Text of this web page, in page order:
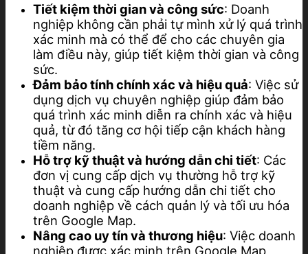
Tiết kiệm thời gian và công sức: Doanh
nghiệp không cần phải tự mình xử lý quá trình
xác minh mà có thể để cho các chuyên gia
làm điều này, giúp tiết kiệm thời gian và công
sức.
Đảm bảo tính chính xác và hiệu quả: Việc sử
dụng dịch vụ chuyên nghiệp giúp đảm bảo
quá trình xác minh diễn ra chính xác và hiệu
quả, từ đó tăng cơ hội tiếp cận khách hàng
tiềm năng.
Hỗ trợ kỹ thuật và hướng dẫn chi tiết: Các
đơn vị cung cấp dịch vụ thường hỗ trợ kỹ
thuật và cung cấp hướng dẫn chi tiết cho
doanh nghiệp về cách quản lý và tối ưu hóa
trên Google Map.
Nâng cao uy tín và thương hiệu: Việc doanh
nghiệp được xác minh trên Google Map